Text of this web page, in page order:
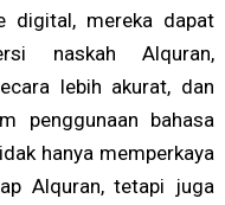
digital, mereka dapat
naskah Alquran,
lebih akurat, dan
penggunaan bahasa
hanya memperkaya
Alquran, tetapi juga